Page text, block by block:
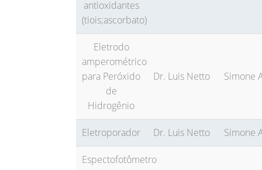
antioxidantes
(tiois;ascorbato)
Eletrodo
amperométrico
para Peróxido
de
Hidrogênio
Dr. Luis Netto Simone
Eletroporador Dr. Luis Netto Simone
Espectofotômetro